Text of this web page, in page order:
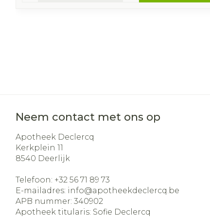
Neem contact met ons op
Apotheek Declercq
Kerkplein 11
8540 Deerlijk
Telefoon: +32 56 71 89 73
E-mailadres: info@apotheekdeclercq.be
APB nummer: 340902
Apotheek titularis: Sofie Declercq